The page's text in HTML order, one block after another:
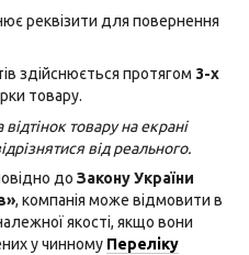
реквізити для повернення
здійснюється протягом 3-х
товару.
товару на екрані
від реального.
до Закону України
, компанія може відмовити в
якості, якщо вони
у чинному Переліку